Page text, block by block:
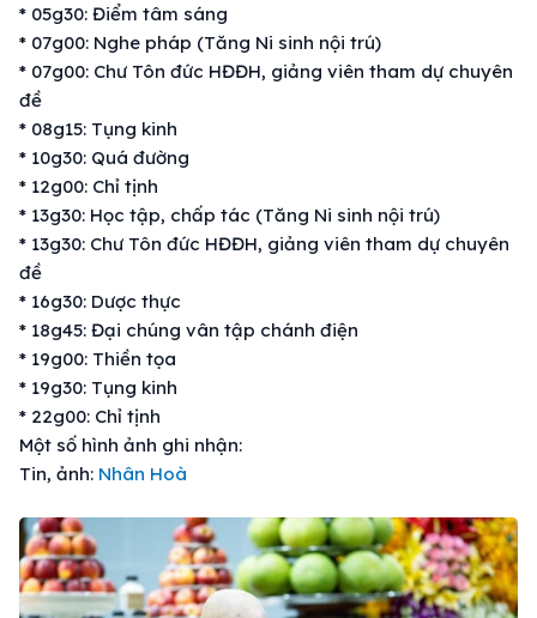
* 05g30: Điểm tâm sáng
* 07g00: Nghe pháp (Tăng Ni sinh nội trú)
* 07g00: Chư Tôn đức HĐĐH, giảng viên tham dự chuyên
đề
* 08g15: Tụng kinh
* 10g30: Quá đường
* 12g00: Chỉ tịnh
* 13g30: Học tập, chấp tác (Tăng Ni sinh nội trú)
* 13g30: Chư Tôn đức HĐĐH, giảng viên tham dự chuyên
đề
* 16g30: Dược thực
* 18g45: Đại chúng vân tập chánh điện
* 19g00: Thiền tọa
* 19g30: Tụng kinh
* 22g00: Chỉ tịnh
Một số hình ảnh ghi nhận:
Tin, ảnh: Nhân Hoà